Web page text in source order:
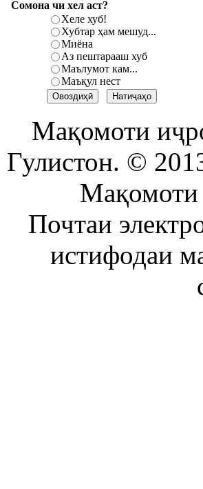
Сомона чи хел аст?
Хеле хуб!
Хубтар ҳам мешуд...
Миёна
Аз пештарааш хуб
Маълумот кам...
Маъқул нест
Мақомоти
Гулистон. ©
Мақомоти
Почтаи
истифодаи